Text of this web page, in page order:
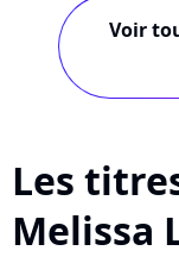
Voir
Les
Melissa